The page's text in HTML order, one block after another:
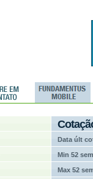
Data últ
Min 52 sem
Max 52